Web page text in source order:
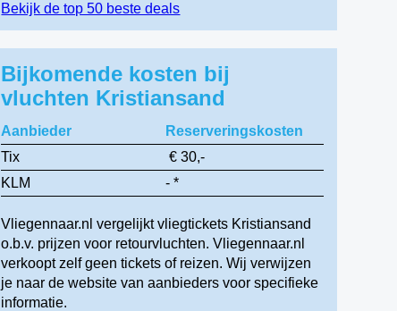
Bekijk de top 50 beste deals
Bijkomende kosten bij
vluchten Kristiansand
Aanbieder
Reserveringskosten
Tix
€ 30,-
KLM
- *
Vliegennaar.nl vergelijkt vliegtickets Kristiansand
o.b.v. prijzen voor retourvluchten. Vliegennaar.nl
verkoopt zelf geen tickets of reizen. Wij verwijzen
je naar de website van aanbieders voor specifieke
informatie.